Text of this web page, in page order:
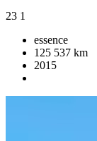
23 1
essence
125 537 km
2015